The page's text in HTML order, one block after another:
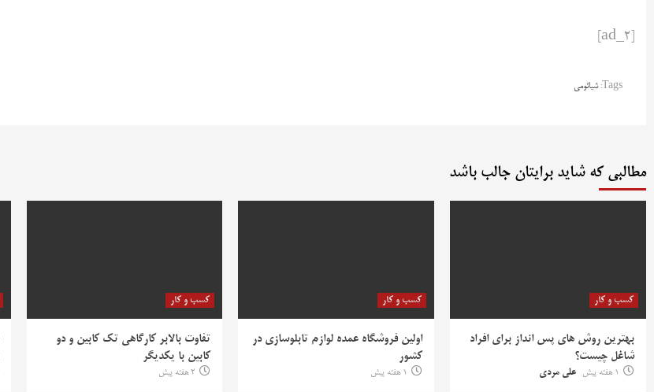
Tags: شیائومی
مطالبی که شاید برایتان جالب باشد
کسب و کار
بهترین روش‌ های پس‌ انداز برای افراد
شاغل چیست؟
1 هفته پیش علی مردی
کسب و کار
اولین فروشگاه عمده لوازم تابلوسازی در
کشور
1 هفته پیش
کسب و کار
تفاوت بالابر کارگاهی تک کابین و دو
کابین با یکدیگر
2 هفته پیش